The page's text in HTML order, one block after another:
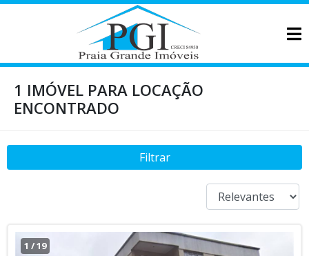
1 IMÓVEL PARA LOCAÇÃO
ENCONTRADO
Filtrar
1 /19